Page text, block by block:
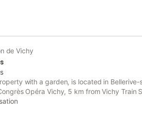
de Vichy
with a garden, is located in Bellerive-
Opéra Vichy, 5 km from Vichy Train
Spring.